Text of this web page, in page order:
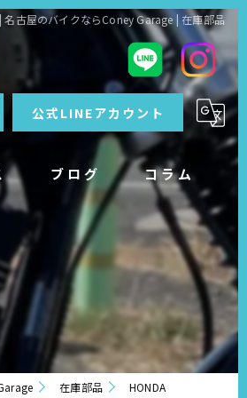
名古屋のバイクならConey Garage | 在庫部品
公式LINEアカウント
ブログ コラム
在庫部品 HONDA